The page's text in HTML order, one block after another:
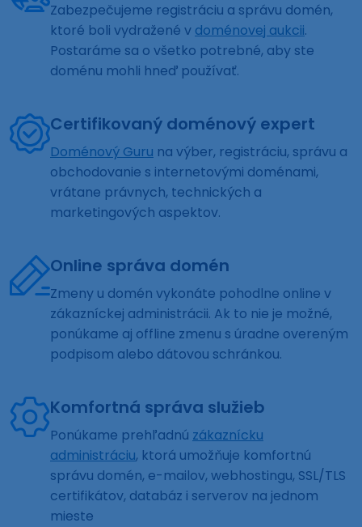
Zabezpečujeme registráciu a správu domén,
ktoré boli vydražené v doménovej aukcii.
Postaráme sa o všetko potrebné, aby ste
doménu mohli hneď používať.
Certifikovaný doménový expert
Doménový Guru na výber, registráciu, správu a
obchodovanie s internetovými doménami,
vrátane právnych, technických a
marketingových aspektov.
Online správa domén
Zmeny u domén vykonáte pohodlne online v
zákazníckej administrácii. Ak to nie je možné,
ponúkame aj offline zmenu s úradne overeným
podpisom alebo dátovou schránkou.
Komfortná správa služieb
Ponúkame prehľadnú zákaznícku
administráciu, ktorá umožňuje komfortnú
správu domén, e-mailov, webhostingu, SSL/TLS
certifikátov, databáz i serverov na jednom
mieste